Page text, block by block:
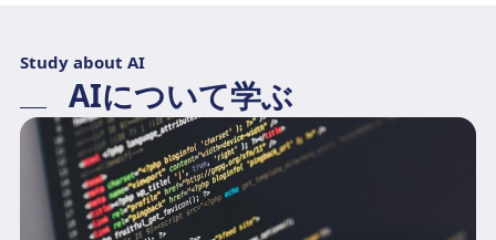
Study about AI
AIについて学ぶ